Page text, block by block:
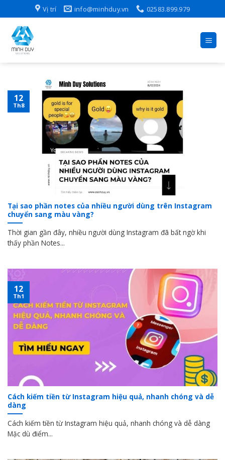
to
content
Vị trí info@minhduy.vn 02583.899.979
Tại sao phần notes của nhiều người dùng trên Instagram
chuyển sang màu vàng?
Thời gian gần đây, nhiều người dùng Instagram đã bất ngờ khi
thấy phần Notes...
12
Th8
Cách kiếm tiền từ Instagram hiệu quả, nhanh chóng và dễ
dàng
Cách kiếm tiền từ Instagram hiệu quả, nhanh chóng và dễ dàng
Mặc dù điểm...
12
Th1